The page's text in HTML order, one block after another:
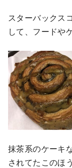
スターバックス
して、フードや
抹茶系のケーキ
されてたこのほ